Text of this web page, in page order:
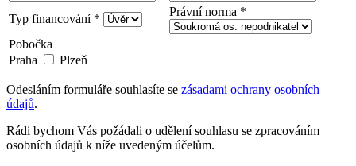
Typ financování *
Právní norma *
Pobočka
Praha
Plzeň
Odesláním formuláře souhlasíte se zásadami ochrany osobních
údajů.
Rádi bychom Vás požádali o udělení souhlasu se zpracováním
osobních údajů k níže uvedeným účelům.